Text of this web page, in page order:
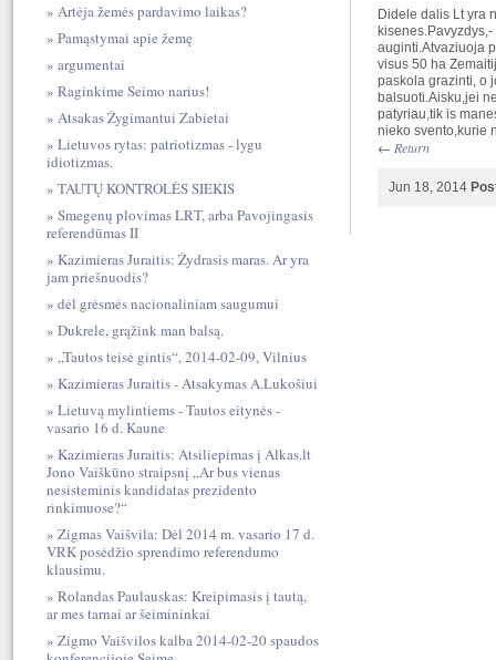
Didele dalis Lt yra
auginti.Atvaziuoja
visus 50 ha
paskola grazinti, o
balsuoti.Aisku,jei
patyriau,tik is
nieko svento,kurie
← Return
Jun 18, 2014
Artėja žemės pardavimo laikas?
Pamąstymai apie žemę
argumentai
Raginkime Seimo narius!
Atsakas Žygimantui Zabietai
Lietuvos rytas: patriotizmas - lygu
idiotizmas.
TAUTŲ KONTROLĖS SIEKIS
Smegenų plovimas LRT, arba Pavojingasis
referendūmas II
Kazimieras Juraitis: Žydrasis maras. Ar yra
jam priešnuodis?
dėl grėsmės nacionaliniam saugumui
Dukrele, grąžink man balsą.
„Tautos teisė gintis“, 2014-02-09, Vilnius
Kazimieras Juraitis - Atsakymas A.Lukošiui
Lietuvą mylintiems - Tautos eitynės -
vasario 16 d. Kaune
Kazimieras Juraitis: Atsiliepimas į Alkas.lt
Jono Vaiškūno straipsnį „Ar bus vienas
nesisteminis kandidatas prezidento
rinkimuose?“
Zigmas Vaišvila: Dėl 2014 m. vasario 17 d.
VRK posėdžio sprendimo referendumo
klausimu.
Rolandas Paulauskas: Kreipimasis į tautą,
ar mes tarnai ar šeimininkai
Zigmo Vaišvilos kalba 2014-02-20 spaudos